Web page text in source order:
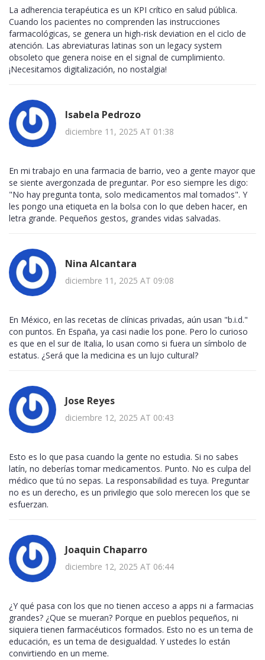
La adherencia terapéutica es un KPI crítico en salud pública.
Cuando los pacientes no comprenden las instrucciones
farmacológicas, se genera un high-risk deviation en el ciclo de
atención. Las abreviaturas latinas son un legacy system
obsoleto que genera noise en el signal de cumplimiento.
¡Necesitamos digitalización, no nostalgia!
Isabela Pedrozo
diciembre 11, 2025 AT 01:38
En mi trabajo en una farmacia de barrio, veo a gente mayor que
se siente avergonzada de preguntar. Por eso siempre les digo:
"No hay pregunta tonta, solo medicamentos mal tomados". Y
les pongo una etiqueta en la bolsa con lo que deben hacer, en
letra grande. Pequeños gestos, grandes vidas salvadas.
Nina Alcantara
diciembre 11, 2025 AT 09:08
En México, en las recetas de clínicas privadas, aún usan "b.i.d."
con puntos. En España, ya casi nadie los pone. Pero lo curioso
es que en el sur de Italia, lo usan como si fuera un símbolo de
estatus. ¿Será que la medicina es un lujo cultural?
Jose Reyes
diciembre 12, 2025 AT 00:43
Esto es lo que pasa cuando la gente no estudia. Si no sabes
latín, no deberías tomar medicamentos. Punto. No es culpa del
médico que tú no sepas. La responsabilidad es tuya. Preguntar
no es un derecho, es un privilegio que solo merecen los que se
esfuerzan.
Joaquin Chaparro
diciembre 12, 2025 AT 06:44
¿Y qué pasa con los que no tienen acceso a apps ni a farmacias
grandes? ¿Que se mueran? Porque en pueblos pequeños, ni
siquiera tienen farmacéuticos formados. Esto no es un tema de
educación, es un tema de desigualdad. Y ustedes lo están
convirtiendo en un meme.